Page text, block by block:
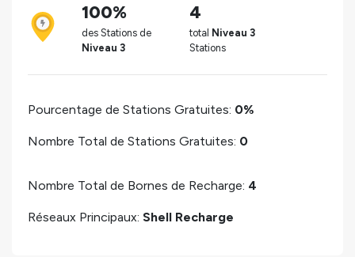
100%
des Stations de
Niveau 3
4
total Niveau 3
Stations
Pourcentage de Stations Gratuites: 0%
Nombre Total de Stations Gratuites: 0
Nombre Total de Bornes de Recharge: 4
Réseaux Principaux: Shell Recharge